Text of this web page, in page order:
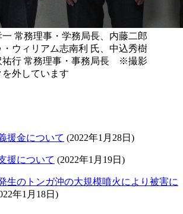
常務理事・学務局長、内藤二郎
ウィリアム志南利 氏、中込秀樹
祐行 常務理事・事務局長 ※撮影
外しています
援金について (2022年1月28日)
援について (2022年1月19日)
生のトンガ沖の大規模噴火により被害に
年1月18日)